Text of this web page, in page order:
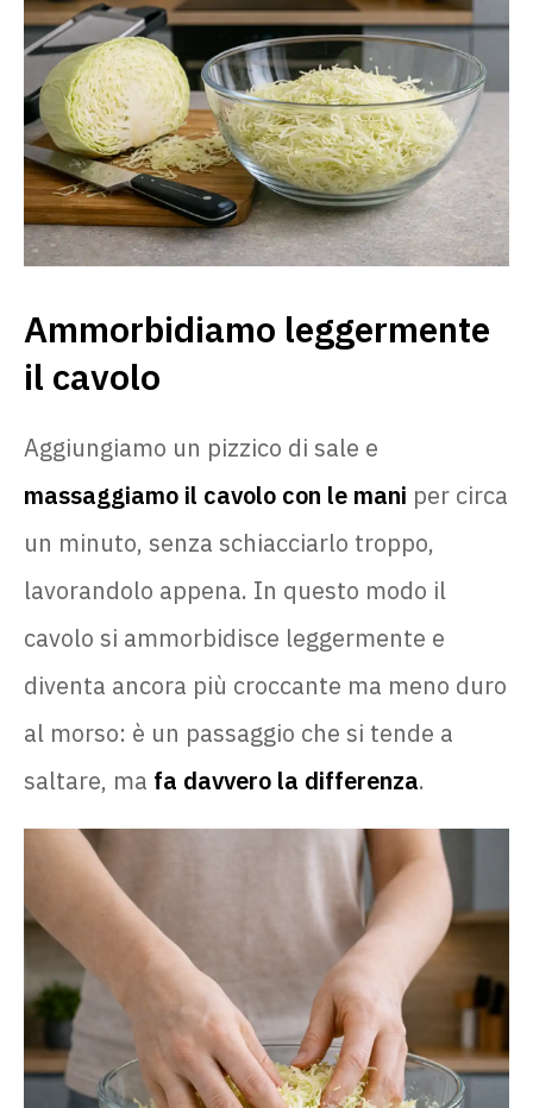
Ammorbidiamo leggermente
il cavolo
Aggiungiamo un pizzico di sale e
massaggiamo il cavolo con le mani per circa
un minuto, senza schiacciarlo troppo,
lavorandolo appena. In questo modo il
cavolo si ammorbidisce leggermente e
diventa ancora più croccante ma meno duro
al morso: è un passaggio che si tende a
saltare, ma fa davvero la differenza.